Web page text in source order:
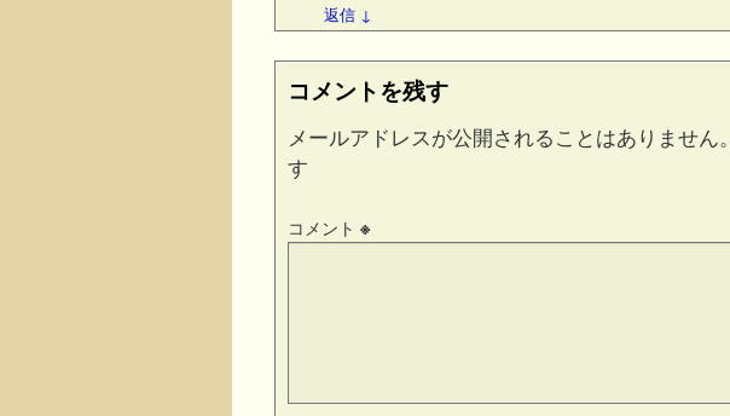
返信 ↓
コメントを残す
メールアドレスが公開されることはありません。
す
コメント ※